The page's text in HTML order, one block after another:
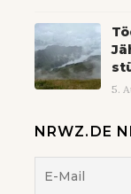
5.
NRWZ.DE